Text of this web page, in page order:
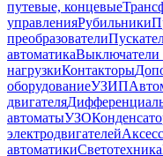
путевые, концевые
управленияРубильники
преобразователи
автоматикаВыключатели
нагрузкиКонтакторы
оборудованиеУЗИП
двигателя
автоматыУЗО
электродвигателей
автоматикиСветотехника